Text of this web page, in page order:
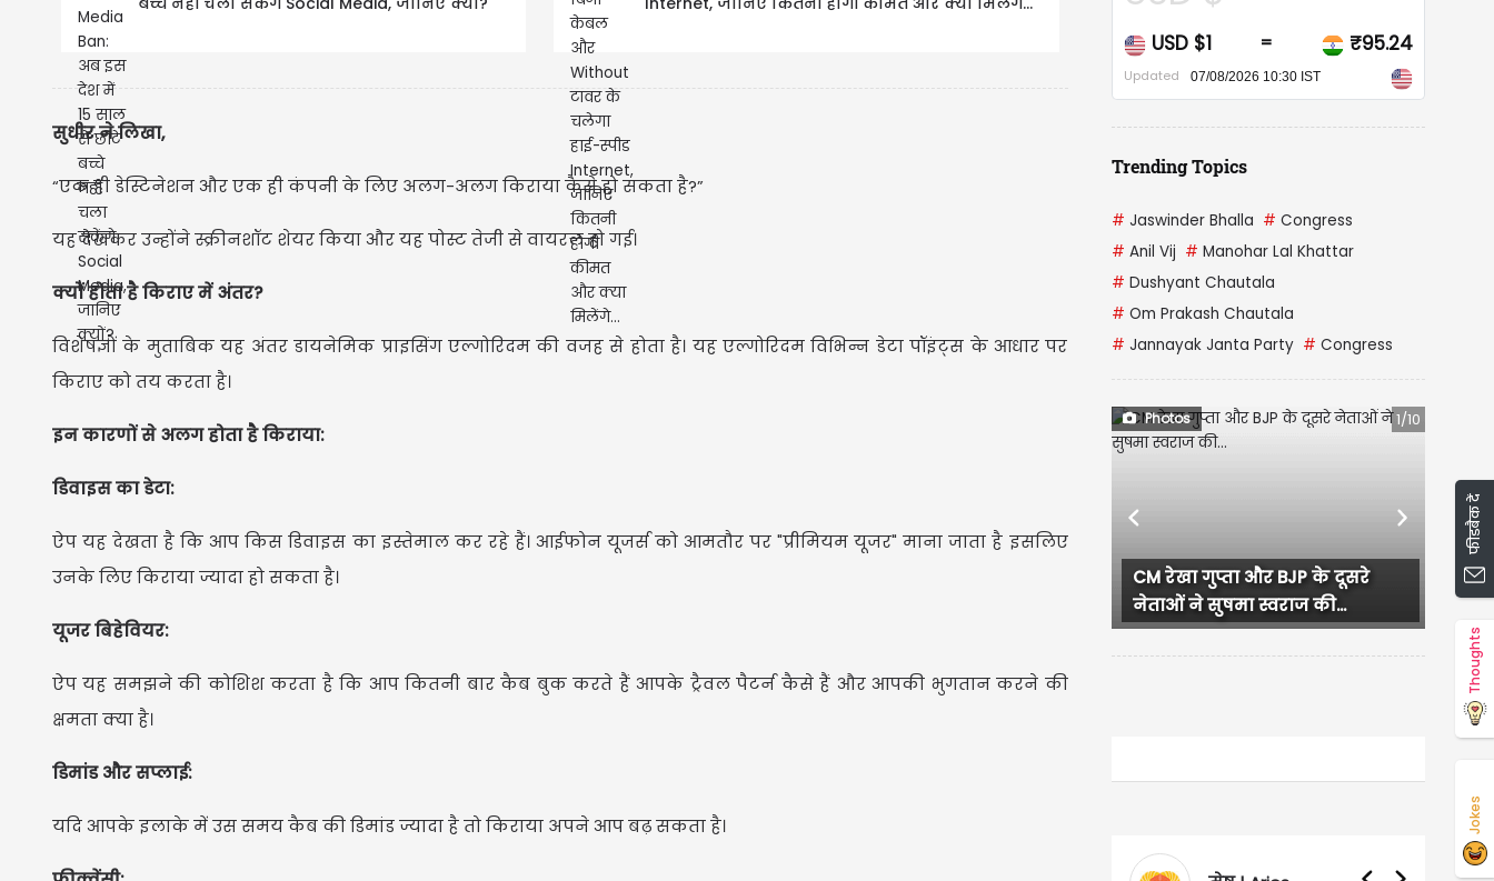
सुधीर ने लिखा,
“एक ही डेस्टिनेशन और एक ही कंपनी के लिए अलग-अलग किराया कैसे हो सकता है?”
यह देखकर उन्होंने स्क्रीनशॉट शेयर किया और यह पोस्ट तेजी से वायरल हो गई।
क्यों होता है किराए में अंतर?
विशेषज्ञों के मुताबिक यह अंतर डायनेमिक प्राइसिंग एल्गोरिदम की वजह से होता है। यह एल्गोरिदम विभिन्न डेटा पॉइंट्स के आधार पर
किराए को तय करता है।
इन कारणों से अलग होता है किराया:
डिवाइस का डेटा:
ऐप यह देखता है कि आप किस डिवाइस का इस्तेमाल कर रहे हैं। आईफोन यूजर्स को आमतौर पर "प्रीमियम यूजर" माना जाता है इसलिए
उनके लिए किराया ज्यादा हो सकता है।
यूजर बिहेवियर:
ऐप यह समझने की कोशिश करता है कि आप कितनी बार कैब बुक करते हैं आपके ट्रैवल पैटर्न कैसे हैं और आपकी भुगतान करने की
क्षमता क्या है।
डिमांड और सप्लाई:
यदि आपके इलाके में उस समय कैब की डिमांड ज्यादा है तो किराया अपने आप बढ़ सकता है।
₹95.24
07/08/2026 10:30 IST
CAD $1
Updated 07/08/2026 10:30 IST
Trending Topics
# Jaswinder Bhalla # Congress
# Anil Vij # Manohar Lal Khattar
# Dushyant Chautala
# Om Prakash Chautala
# Jannayak Janta Party # Congress
Photos 1/10
CM रेखा गुप्ता और BJP के दूसरे
नेताओं ने सुषमा स्वराज की...
लुधियाना में कांग्रेस
हंगामा, प्रदेश...
Previous Next फीडबैक दें
Thoughts
Jokes